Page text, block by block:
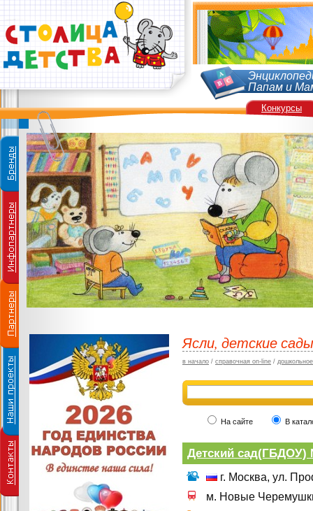
Папам и
Ясли, детские
в начало / справочная on-line /
На сайте В
Детский
г. Москва, ул.
м. Новые
Конкурсы